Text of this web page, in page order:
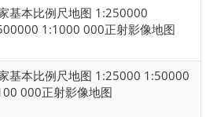
基本比例尺地图 1:250000
1:1000 000正射影像地图
基本比例尺地图 1:25000 1:50000
000正射影像地图